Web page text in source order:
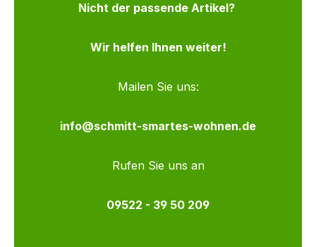
Nicht der passende Artikel?
Wir helfen Ihnen weiter!
Mailen Sie uns:
info@schmitt-smartes-wohnen.de
Rufen Sie uns an
09522 - 39 50 209